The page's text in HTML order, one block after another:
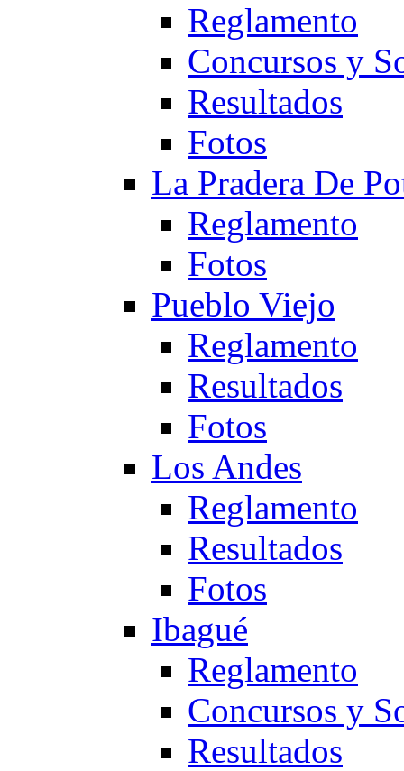
Reglamento
Concursos y
Resultados
Fotos
La Pradera De
Reglamento
Fotos
Pueblo Viejo
Reglamento
Resultados
Fotos
Los Andes
Reglamento
Resultados
Fotos
Ibagué
Reglamento
Concursos y
Resultados